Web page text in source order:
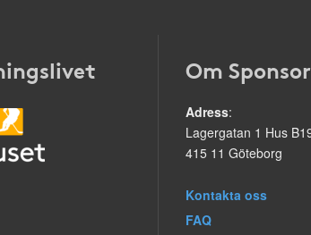
Om
Adress:
Lagergatan 1 Hus
415 11 Göteborg
Kontakta oss
FAQ